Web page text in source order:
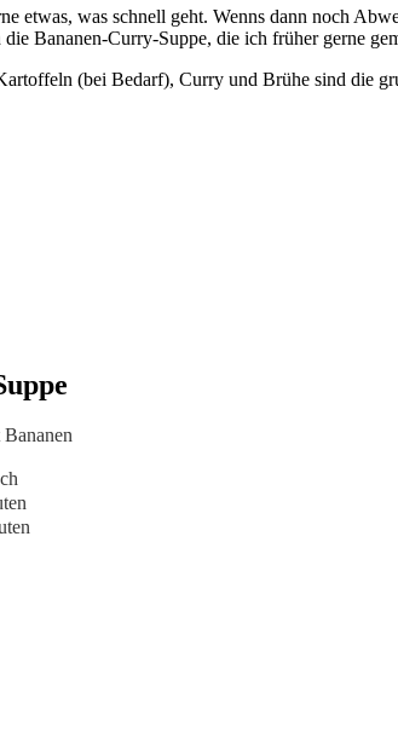
etwas, was schnell geht. Wenns dann noch
Bananen-Curry-Suppe, die ich früher gerne
(bei Bedarf), Curry und Brühe sind die